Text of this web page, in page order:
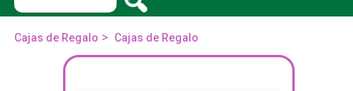
Cajas de Regalo > Cajas de Regalo